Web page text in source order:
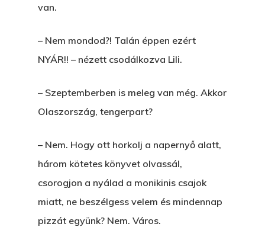
van.
– Nem mondod?! Talán éppen ezért
NYÁR!! – nézett csodálkozva Lili.
– Szeptemberben is meleg van még. Akkor
Olaszország, tengerpart?
– Nem. Hogy ott horkolj a napernyő alatt,
három kötetes könyvet olvassál,
csorogjon a nyálad a monikinis csajok
miatt, ne beszélgess velem és mindennap
pizzát együnk? Nem. Város.